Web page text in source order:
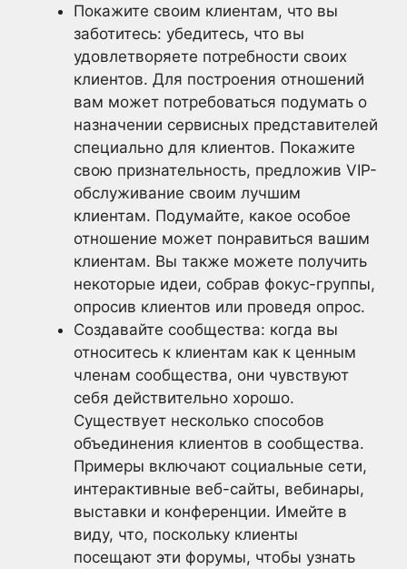
Покажите своим клиентам, что вы
заботитесь: убедитесь, что вы
удовлетворяете потребности своих
клиентов. Для построения отношений
вам может потребоваться подумать о
назначении сервисных представителей
специально для клиентов. Покажите
свою признательность, предложив VIP-
обслуживание своим лучшим
клиентам. Подумайте, какое особое
отношение может понравиться вашим
клиентам. Вы также можете получить
некоторые идеи, собрав фокус-группы,
опросив клиентов или проведя опрос.
Создавайте сообщества: когда вы
относитесь к клиентам как к ценным
членам сообщества, они чувствуют
себя действительно хорошо.
Существует несколько способов
объединения клиентов в сообщества.
Примеры включают социальные сети,
интерактивные веб-сайты, вебинары,
выставки и конференции. Имейте в
виду, что, поскольку клиенты
посещают эти форумы, чтобы узнать